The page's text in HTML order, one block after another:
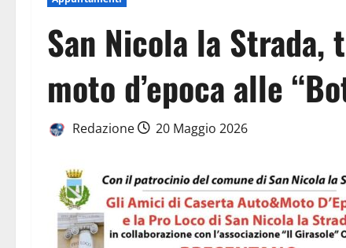
San Nicola la
moto d’epoca alle
Redazione 20 Maggio 2026